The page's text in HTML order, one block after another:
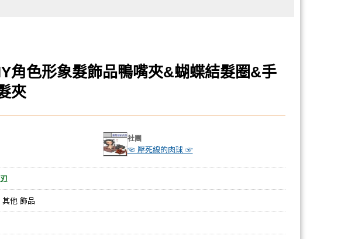
角色形象髮飾品鴨嘴夾&蝴蝶結髮圈&手
夾
社團
☜ 壓死線的肉球 ☞
其他 飾品